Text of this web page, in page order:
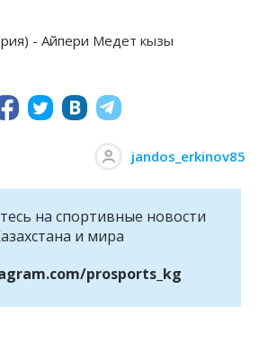
- Айпери Медет кызы
jandos_erkinov85
на cпортивные новости
и мира
prosports_kg